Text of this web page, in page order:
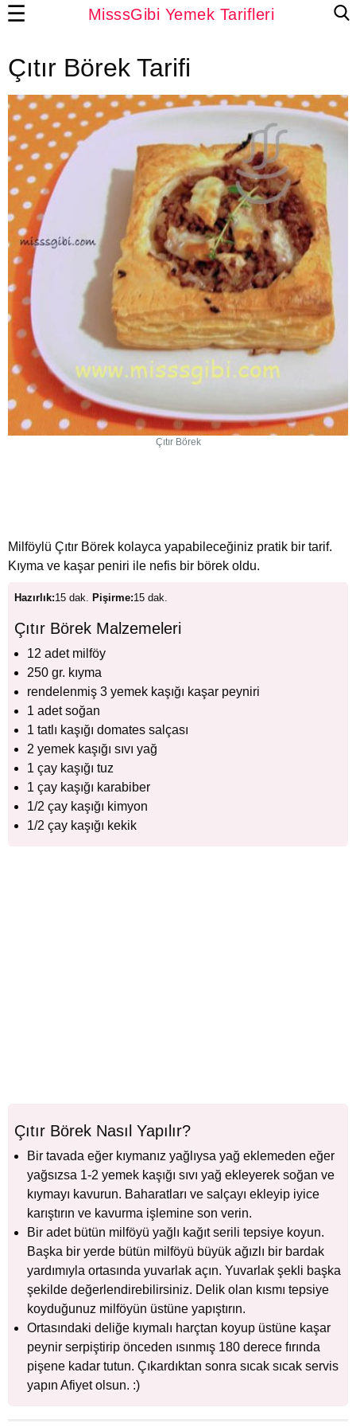
MisssGibi Yemek Tarifleri
☰
Çıtır Börek Tarifi
Çıtır Börek
Milföylü Çıtır Börek kolayca yapabileceğiniz pratik bir tarif.
Kıyma ve kaşar peniri ile nefis bir börek oldu.
Hazırlık:15 dak. Pişirme:15 dak.
Çıtır Börek Malzemeleri
12 adet milföy
250 gr. kıyma
rendelenmiş 3 yemek kaşığı kaşar peyniri
1 adet soğan
1 tatlı kaşığı domates salçası
2 yemek kaşığı sıvı yağ
1 çay kaşığı tuz
1 çay kaşığı karabiber
1/2 çay kaşığı kimyon
1/2 çay kaşığı kekik
Çıtır Börek Nasıl Yapılır?
Bir tavada eğer kıymanız yağlıysa yağ eklemeden eğer
yağsızsa 1-2 yemek kaşığı sıvı yağ ekleyerek soğan ve
kıymayı kavurun. Baharatları ve salçayı ekleyip iyice
karıştırın ve kavurma işlemine son verin.
Bir adet bütün milföyü yağlı kağıt serili tepsiye koyun.
Başka bir yerde bütün milföyü büyük ağızlı bir bardak
yardımıyla ortasında yuvarlak açın. Yuvarlak şekli başka
şekilde değerlendirebilirsiniz. Delik olan kısmı tepsiye
koyduğunuz milföyün üstüne yapıştırın.
Ortasındaki deliğe kıymalı harçtan koyup üstüne kaşar
peynir serpiştirip önceden ısınmış 180 derece fırında
pişene kadar tutun. Çıkardıktan sonra sıcak sıcak servis
yapın Afiyet olsun. :)